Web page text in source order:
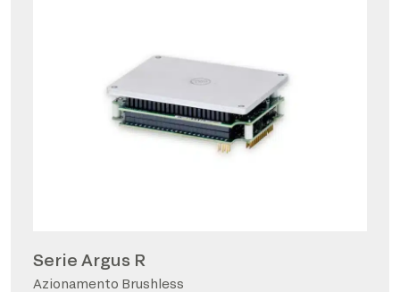
Serie Argus R
Azionamento Brushless